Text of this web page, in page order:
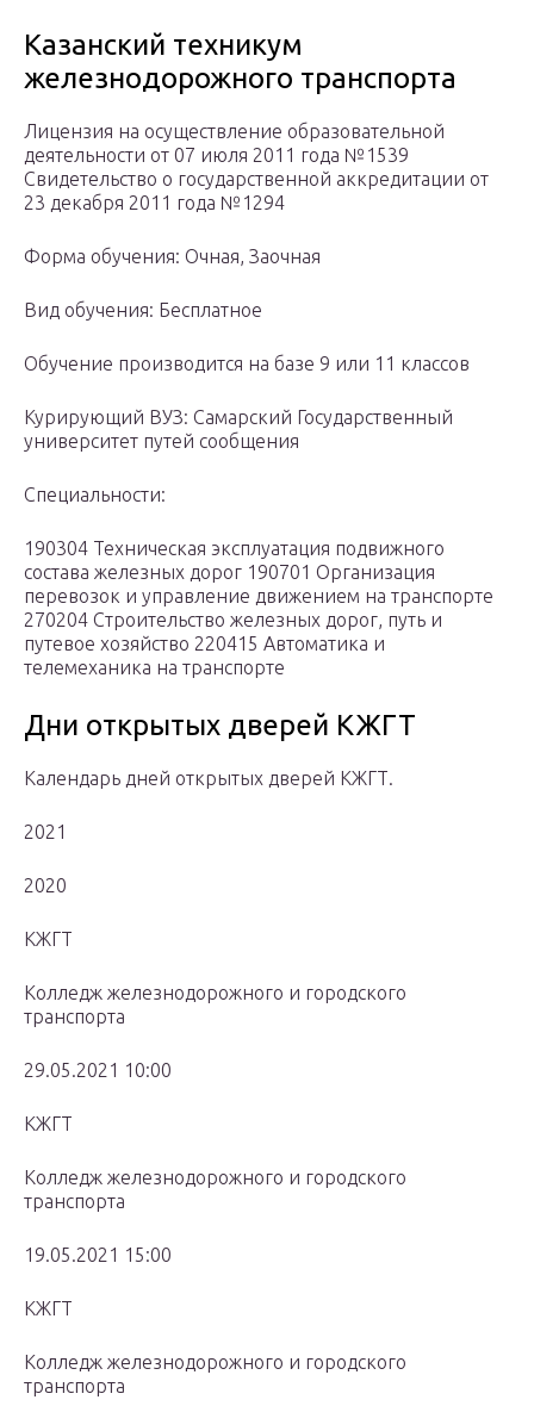
Казанский техникум
железнодорожного транспорта
Лицензия на осуществление образовательной
деятельности от 07 июля 2011 года №1539
Свидетельство о государственной аккредитации от
23 декабря 2011 года №1294
Форма обучения: Очная, Заочная
Вид обучения: Бесплатное
Обучение производится на базе 9 или 11 классов
Курирующий ВУЗ: Самарский Государственный
университет путей сообщения
Специальности:
190304 Техническая эксплуатация подвижного
состава железных дорог 190701 Организация
перевозок и управление движением на транспорте
270204 Строительство железных дорог, путь и
путевое хозяйство 220415 Автоматика и
телемеханика на транспорте
Дни открытых дверей КЖГТ
Календарь дней открытых дверей КЖГТ.
2021
2020
КЖГТ
Колледж железнодорожного и городского
транспорта
29.05.2021 10:00
КЖГТ
Колледж железнодорожного и городского
транспорта
19.05.2021 15:00
КЖГТ
Колледж железнодорожного и городского
транспорта